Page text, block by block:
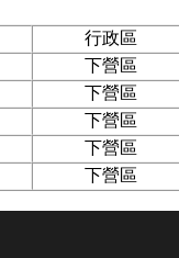
行政區
下營區
下營區
下營區
下營區
下營區